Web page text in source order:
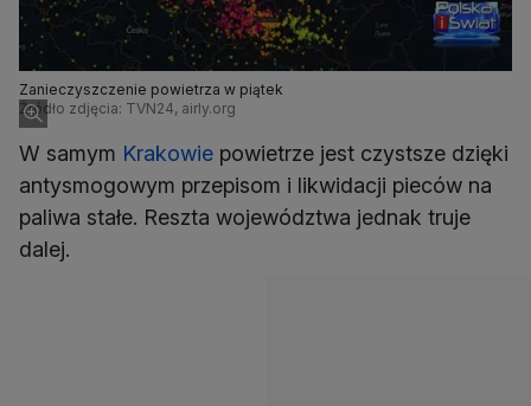
Zanieczyszczenie powietrza w piątek
Źródło zdjęcia: TVN24, airly.org
W samym Krakowie powietrze jest czystsze dzięki
antysmogowym przepisom i likwidacji pieców na
paliwa stałe. Reszta województwa jednak truje
dalej.